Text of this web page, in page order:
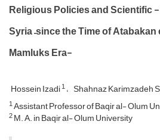
Religious Policies and Scientific
Syria –since the Time of
Mamluks Era-
Hossein Izadi1 Shahnaz Karimzadeh
1Assistant Professor of Baqir al- Olum
2M. A. in Baqir al- Olum University